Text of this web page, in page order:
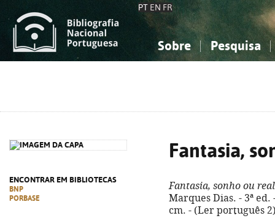
PT EN FR
Sobre Pesquisa
ENCONTRAR EM BIBLIOTECAS
BNP
PORBASE
Fantasia,
Fantasia, sonho ou
Marques Dias. - 3ª
cm. - (Ler português